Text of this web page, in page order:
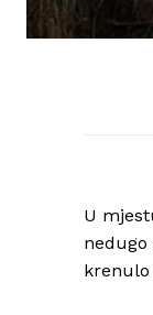
U
nedugo
krenulo